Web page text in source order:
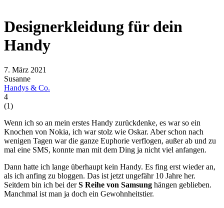
Designerkleidung für dein
Handy
7. März 2021
Susanne
Handys & Co.
4
(1)
Wenn ich so an mein erstes Handy zurückdenke, es war so ein
Knochen von Nokia, ich war stolz wie Oskar. Aber schon nach
wenigen Tagen war die ganze Euphorie verflogen, außer ab und zu
mal eine SMS, konnte man mit dem Ding ja nicht viel anfangen.
Dann hatte ich lange überhaupt kein Handy. Es fing erst wieder an,
als ich anfing zu bloggen. Das ist jetzt ungefähr 10 Jahre her.
Seitdem bin ich bei derS Reihe von Samsung hängen geblieben.
Manchmal ist man ja doch ein Gewohnheitstier.